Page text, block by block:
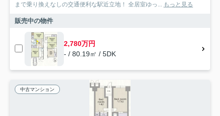
まで乗り換えなしの交通便利な駅近立地！ 全居室ゆっ...
もっと見る
販売中の物件
2,780万円
- / 80.19㎡ / 5DK
中古マンション